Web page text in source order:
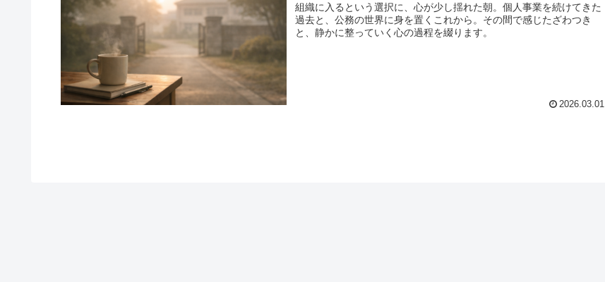
組織に入るという選択に、心が少し揺れた朝。個人事業を続けてきた
過去と、公務の世界に身を置くこれから。その間で感じたざわつき
と、静かに整っていく心の過程を綴ります。
2026.03.01